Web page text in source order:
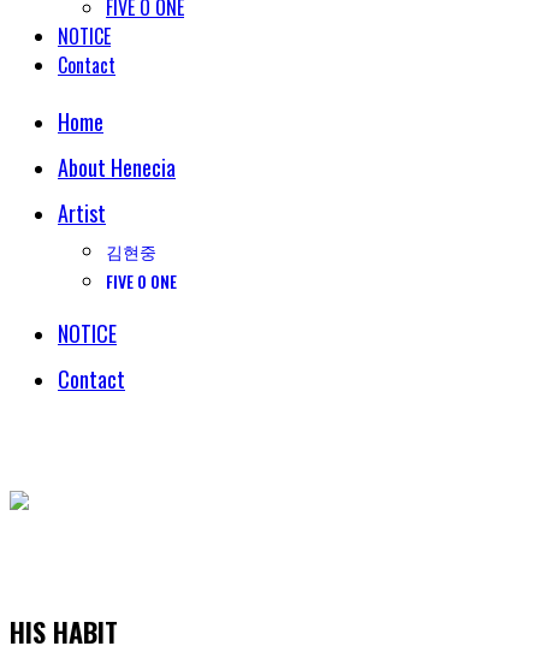
FIVE O ONE
NOTICE
Contact
Home
About Henecia
Artist
김현중
FIVE O ONE
NOTICE
Contact
HIS HABIT